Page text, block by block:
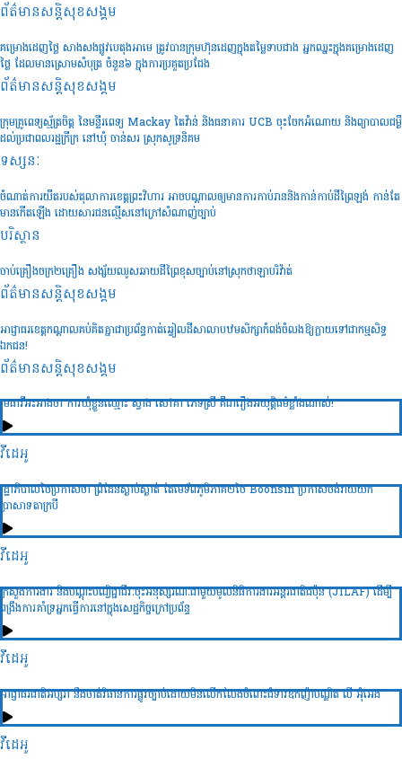
ព័ត៌មានសន្តិសុខ​សង្គម
គម្រោងដេញថ្លៃ សាងសងផ្លូវបេតុងអាមេ ត្រូវបានក្រុមហ៊ុនដេញក្នុងតម្លៃទាបជាង អ្នកឈ្នះក្នុងគម្រោងដេញ
ថ្លៃ ដែលមានស្រោមសំបុត្រ ចំនួន៦ ក្នុងការប្រគួតប្រជែង
ព័ត៌មានសន្តិសុខ​សង្គម
ក្រុមគ្រូពេទ្យស្ម័ត្រចិត្ត នៃមន្ទីរពេទ្យ Mackay តៃវ៉ាន់ និងធនាគារ UCB ចុះចែកអំណោយ និងព្យាបាលជម្ងឺ
ដល់ប្រជាពលរដ្ឋក្រីក្រ នៅឃុំ ចាន់សរ ស្រុកសូទ្រនិគម
ទស្សនៈ
ចំណាត់ការយឺតរបស់តុលាការខេត្តព្រះវិហារ អាចបណ្តាលឲ្យមានការកាប់រាននិងកាន់កាប់ដីព្រៃឡង់ កាន់តែ
មានកើតឡើង ដោយសារជនល្មើសនៅក្រៅសំណាញ់ច្បាប់
បរិស្ថាន
ចាប់គ្រឿងចក្រ២គ្រឿង សង្ស័យឈូសឆាយដីព្រៃខុសច្បាប់នៅស្រុកថាឡាបរិវ៉ាត់
ព័ត៌មានសន្តិសុខ​សង្គម
អាជ្ញាធរខេត្តកណ្តាលគប់គិតគ្នាជាប្រព័ន្ធកាត់ឆ្វៀលដីសាលាបឋមសិក្សាកំពង់ចំលងឱ្យក្លាយទៅជាកម្មសិទ្ធ
ឯកជន!
ព័ត៌មានសន្តិសុខ​សង្គម
មេធាវីអះអាងថា ការឃុំខ្លួនឈ្មោះ ស្វាង សៅគា ភេទស្រី គឺជារឿងអយុត្តិធម៌ខ្លាំងណាស់!
វីដេអូ
រដ្ឋាភិបាលថៃប្រកាសថា ព្រំដែនស្ងាប់ស្ងាត់ តែមេទ័ពភូមិភាគ២ថៃ Boonsin ប្រកាសចង់វាយយក
ប្រាសាទតាក្របី
វីដេអូ
ក្រសួងការងារ និងបណ្ដុះបណ្វិជ្ជាជីវៈចុះអនុស្សរណៈជាមួយមូលនិធិការងារអន្ដរជាតិជប៉ុន (JILAF) ដើម្បី
ពង្រឹងការគាំទ្រអ្នកធ្វើការនៅក្នុងសេដ្ឋកិច្ចក្រៅប្រព័ន្ធ
វីដេអូ
អាជ្ញាធរជាតិអប្សរា នឹងចាត់វិធានការផ្លូវច្បាប់ដោយមិនលើកលែងចំពោះជំទាវឧកញ៉ាបណ្ឌិត លី អ៊ុំអេង
វីដេអូ